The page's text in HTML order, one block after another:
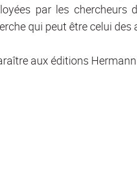
par les chercheurs
qui peut être celui des
aux éditions Hermann